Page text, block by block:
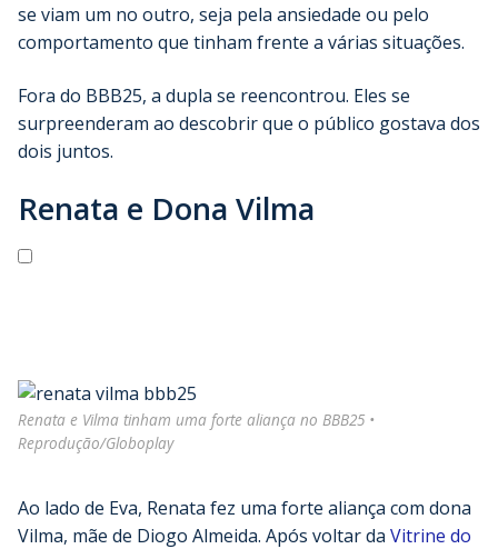
se viam um no outro, seja pela ansiedade ou pelo
comportamento que tinham frente a várias situações.
Fora do BBB25, a dupla se reencontrou. Eles se
surpreenderam ao descobrir que o público gostava dos
dois juntos.
Renata e Dona Vilma
Renata e Vilma tinham uma forte aliança no BBB25 •
Reprodução/Globoplay
Ao lado de Eva, Renata fez uma forte aliança com dona
Vilma, mãe de Diogo Almeida. Após voltar da Vitrine do